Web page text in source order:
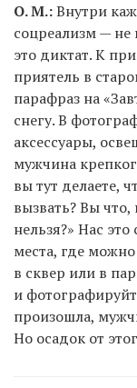
О. М.:Внутри
соцреализм — не
это диктат. К
приятель в
парафраз на
снегу. В
аксессуары,
мужчина
вы тут делаете,
вызвать? Вы
нельзя?» Нас
места, где
в сквер или в
и
произошла,
Но осадок от